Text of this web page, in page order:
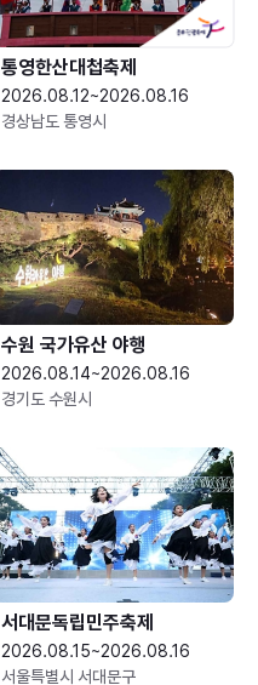
통영한산대첩축제
2026.08.12~2026.08.16
경상남도 통영시
수원 국가유산 야행
2026.08.14~2026.08.16
경기도 수원시
서대문독립민주축제
2026.08.15~2026.08.16
서울특별시 서대문구